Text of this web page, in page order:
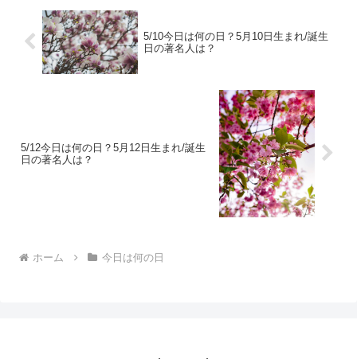
5/10今日は何の日？5月10日生まれ/誕生
日の著名人は？
5/12今日は何の日？5月12日生まれ/誕生
日の著名人は？
ホーム 今日は何の日